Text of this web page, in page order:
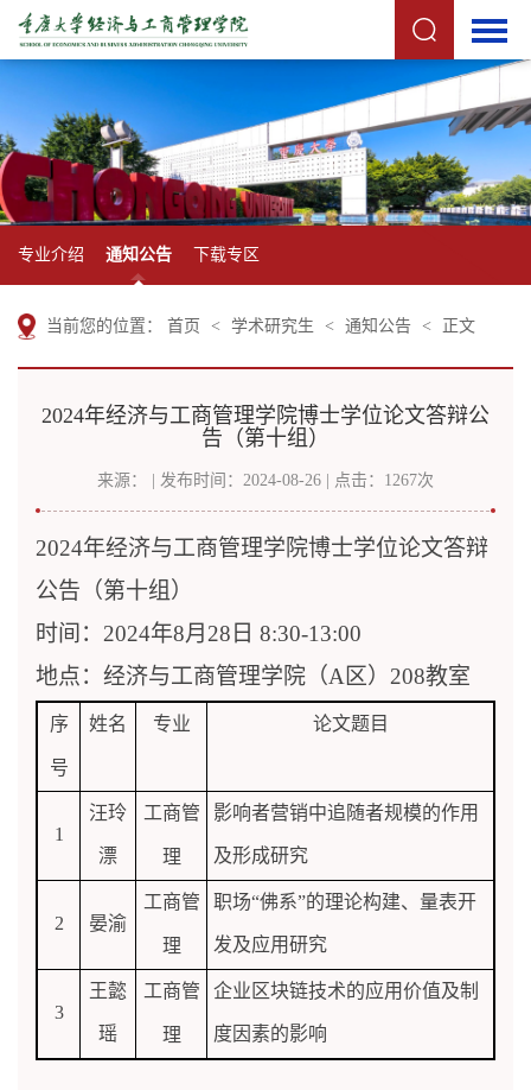
专业介绍 通知公告 下载专区
当前您的位置： 首页 < 学术研究生 < 通知公告 < 正文
2024年经济与工商管理学院博士学位论文答辩公
告（第十组）
来源： | 发布时间：2024-08-26 | 点击： 1267次
2024年经济与工商管理学院博士学位论文答辩
公告（第十组）
时间： 2024年8月 28 日 8:30-13:00
地点：经济与工商管理学院（A 区） 208教室
序
号
姓名 专业 论文题目
1
汪玲
漂
工商管
理
影响者营销中追随者规模的作用
及形成研究
2 晏渝
工商管
理
职场“佛系”的理论构建、量表开
发及应用研究
3
王懿
瑶
工商管
理
企业区块链技术的应用价值及制
度因素的影响